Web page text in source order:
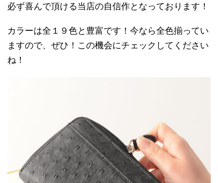
必ず喜んで頂ける当店の自信作となっております！
カラーは全１９色と豊富です！今なら全色揃ってい
ますので、ぜひ！この機会にチェックしてください
ね！